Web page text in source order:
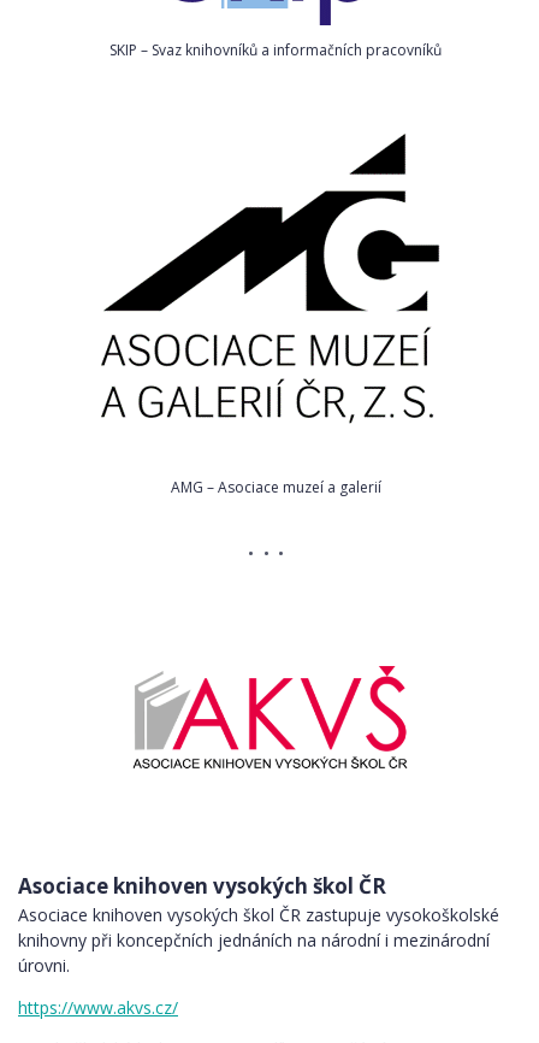
SKIP – Svaz knihovníků a informačních pracovníků
AMG – Asociace muzeí a galerií
Asociace knihoven vysokých škol ČR
Asociace knihoven vysokých škol ČR zastupuje vysokoškolské
knihovny při koncepčních jednáních na národní i mezinárodní
úrovni.
https://www.akvs.cz/